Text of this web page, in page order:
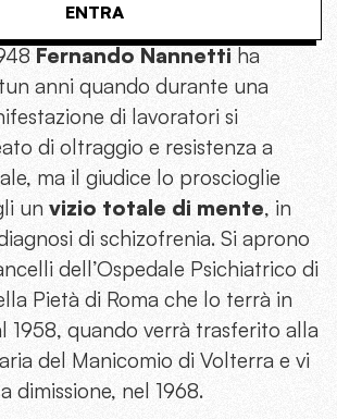
ENTRA
Fernando Nannetti ha
anni quando durante una
di lavoratori si
di oltraggio e resistenza a
ma il giudice lo proscioglie
un vizio totale di mente, in
di schizofrenia. Si aprono
dell’Ospedale Psichiatrico di
Pietà di Roma che lo terrà in
1958, quando verrà trasferito alla
del Manicomio di Volterra e vi
dimissione, nel 1968.